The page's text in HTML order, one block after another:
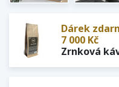
Dárek
7 000 Kč
Zrnková